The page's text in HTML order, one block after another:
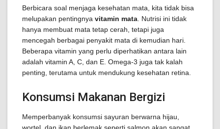
Berbicara soal menjaga kesehatan mata, kita tidak bisa
melupakan pentingnya vitamin mata . Nutrisi ini tidak
hanya membuat mata tetap cerah, tetapi juga
mencegah berbagai penyakit mata di kemudian hari.
Beberapa vitamin yang perlu diperhatikan antara lain
adalah vitamin A, C, dan E. Omega-3 juga tak kalah
penting, terutama untuk mendukung kesehatan retina.
Konsumsi Makanan Bergizi
Memperbanyak konsumsi sayuran berwarna hijau,